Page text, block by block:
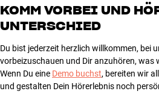
Modell / Variante
2 Meter
Gewicht (kg)
Maße (Verpackung)
16 x 3 x
tiefe)
4
3
1
KOMM VORBEI UND
UNTERSCHIED
Du bist jederzeit herzlich willkommen, bei
vorbeizuschauen und Dir anzuhören, was
Wenn Du eine Demo buchst, bereiten wir
und gestalten Dein Hörerlebnis noch